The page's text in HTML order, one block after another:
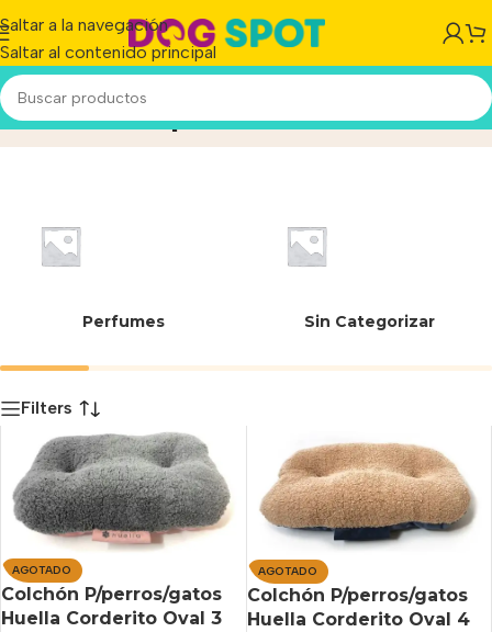
Saltar a la navegación
Saltar al contenido principal
interior coposInicio/Producto
Perfumes Sin Categorizar
Filters
AGOTADO
Colchón P/perros/gatos
Huella Corderito Oval 3
AGOTADO
Colchón P/perros/gatos
Huella Corderito Oval 4